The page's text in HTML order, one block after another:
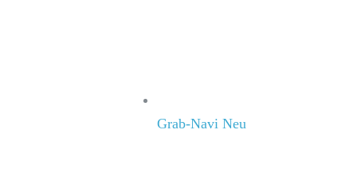
Grab-Navi Neu